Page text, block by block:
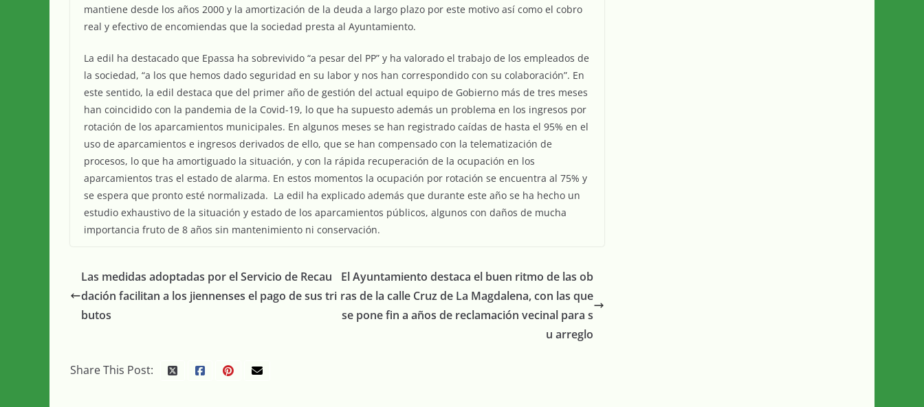
mantiene desde los años 2000 y la amortización de la deuda a largo plazo por este motivo así como el cobro
real y efectivo de encomiendas que la sociedad presta al Ayuntamiento.
La edil ha destacado que Epassa ha sobrevivido “a pesar del PP” y ha valorado el trabajo de los empleados de
la sociedad, “a los que hemos dado seguridad en su labor y nos han correspondido con su colaboración”. En
este sentido, la edil destaca que del primer año de gestión del actual equipo de Gobierno más de tres meses
han coincidido con la pandemia de la Covid-19, lo que ha supuesto además un problema en los ingresos por
rotación de los aparcamientos municipales. En algunos meses se han registrado caídas de hasta el 95% en el
uso de aparcamientos e ingresos derivados de ello, que se han compensado con la telematización de
procesos, lo que ha amortiguado la situación, y con la rápida recuperación de la ocupación en los
aparcamientos tras el estado de alarma. En estos momentos la ocupación por rotación se encuentra al 75% y
se espera que pronto esté normalizada. La edil ha explicado además que durante este año se ha hecho un
estudio exhaustivo de la situación y estado de los aparcamientos públicos, algunos con daños de mucha
importancia fruto de 8 años sin mantenimiento ni conservación.
Las medidas adoptadas por el Servicio de Recau
dación facilitan a los jiennenses el pago de sus tri
butos
El Ayuntamiento destaca el buen ritmo de las ob
ras de la calle Cruz de La Magdalena, con las que
se pone fin a años de reclamación vecinal para s
u arreglo
Share This Post: